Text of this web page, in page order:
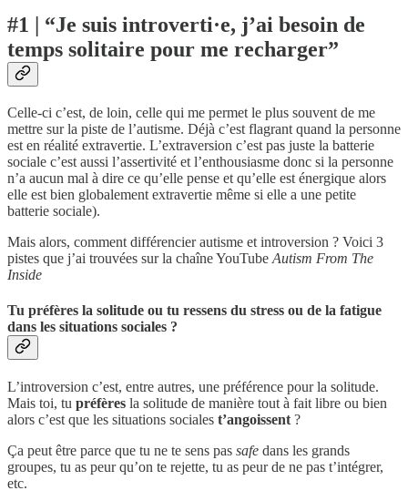
#1 | “Je suis introverti·e, j’ai besoin de
temps solitaire pour me recharger”
Celle-ci c’est, de loin, celle qui me permet le plus souvent de me
mettre sur la piste de l’autisme. Déjà c’est flagrant quand la personne
est en réalité extravertie. L’extraversion c’est pas juste la batterie
sociale c’est aussi l’assertivité et l’enthousiasme donc si la personne
n’a aucun mal à dire ce qu’elle pense et qu’elle est énergique alors
elle est bien globalement extravertie même si elle a une petite
batterie sociale).
Mais alors, comment différencier autisme et introversion ? Voici 3
pistes que j’ai trouvées sur la chaîne YouTube Autism From The
Inside
Tu préfères la solitude ou tu ressens du stress ou de la fatigue
dans les situations sociales ?
L’introversion c’est, entre autres, une préférence pour la solitude.
Mais toi, tu préfères la solitude de manière tout à fait libre ou bien
alors c’est que les situations sociales t’angoissent ?
Ça peut être parce que tu ne te sens pas safe dans les grands
groupes, tu as peur qu’on te rejette, tu as peur de ne pas t’intégrer,
etc.